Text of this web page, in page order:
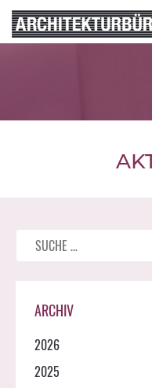
Skip
to
content
Suche
nach:
ARCHIV
2026
2025